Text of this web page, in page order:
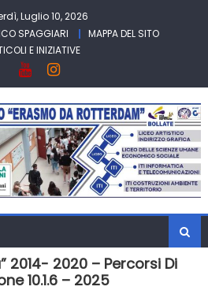
Luglio 10, 2026
SPAGGIARI
MAPPA DEL SITO
E INIZIATIVE
2014- 2020 – Percorsi Di
10.1.6 – 2025